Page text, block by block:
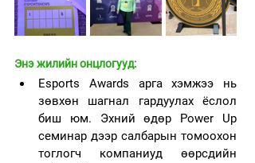
Энэ жилийн онцлогууд:
Esports Awards арга хэмжээ нь
зөвхөн шагнал гардуулах ёслол
биш юм. Эхний өдөр Power Up
семинар дээр салбарын томоохон
тоглогч компаниуд өөрсдийн